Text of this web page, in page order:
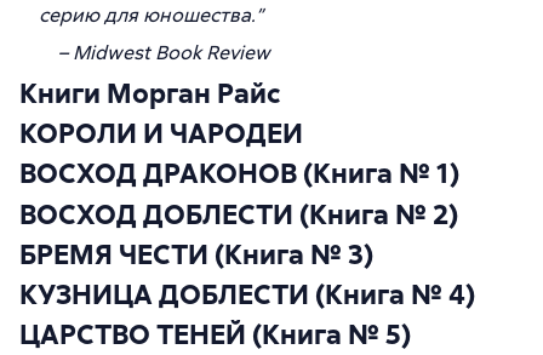
серию для юношества.”
– Midwest Book Review
Книги Морган Райс
КОРОЛИ И ЧАРОДЕИ
ВОСХОД ДРАКОНОВ (Книга № 1)
ВОСХОД ДОБЛЕСТИ (Книга № 2)
БРЕМЯ ЧЕСТИ (Книга № 3)
КУЗНИЦА ДОБЛЕСТИ (Книга № 4)
ЦАРСТВО ТЕНЕЙ (Книга № 5)